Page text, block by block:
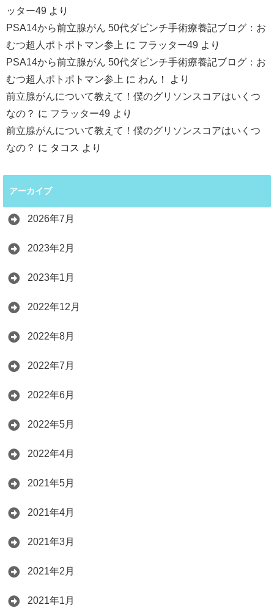
ッター49 より
PSA14から前立腺がん 50代ダビンチ手術療養記ブログ：お
むつ超人ポトポトマン参上 に フラッター49 より
PSA14から前立腺がん 50代ダビンチ手術療養記ブログ：お
むつ超人ポトポトマン参上 に わん！
より
前立腺がんについて教えて！僕のグリソンスコアはいくつ
なの？ に フラッター49 より
前立腺がんについて教えて！僕のグリソンスコアはいくつ
なの？ に タコス より
アーカイブ
2026年7月
2023年2月
2023年1月
2022年12月
2022年8月
2022年7月
2022年6月
2022年5月
2022年4月
2021年5月
2021年4月
2021年3月
2021年2月
2021年1月